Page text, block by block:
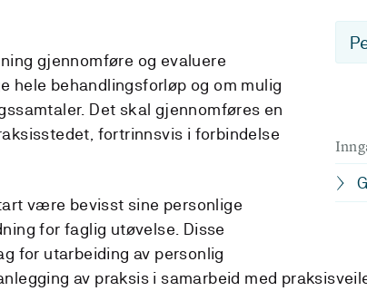
gjennomføre og evaluere
hele behandlingsforløp og om mulig
Det skal gjennomføres en
fortrinnsvis i forbindelse
være bevisst sine personlige
for faglig utøvelse. Disse
for utarbeiding av personlig
av praksis i samarbeid med